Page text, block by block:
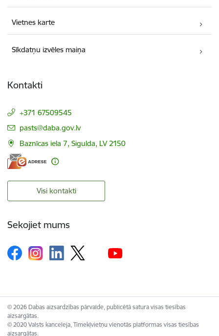
Vietnes karte
Sīkdatņu izvēles maiņa
Kontakti
+371 67509545
E-pasts:
pasts@daba.gov.lv
Baznīcas iela 7, Sigulda, LV 2150
Visi kontakti
Sekojiet mums
© 2026 Dabas aizsardzības pārvalde, publicētā satura visas tiesības
aizsargātas.
© 2020 Valsts kanceleja, Tīmekļvietņu vienotās platformas visas tiesības
aizsargātas.